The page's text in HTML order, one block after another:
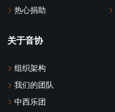
热心捐助
关于音协
组织架构
我们的团队
中西乐团